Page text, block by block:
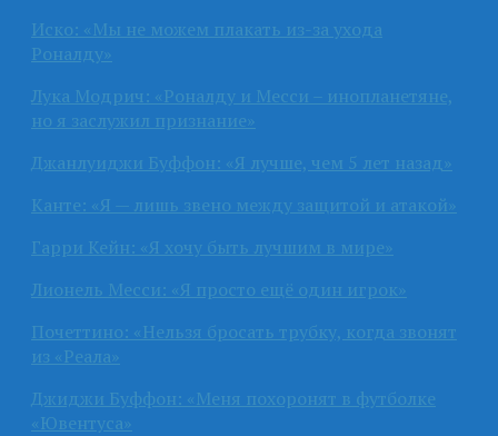
Иско: «Мы не можем плакать из-за ухода
Роналду»
Лука Модрич: «Роналду и Месси – инопланетяне,
но я заслужил признание»
Джанлуиджи Буффон: «Я лучше, чем 5 лет назад»
Канте: «Я — лишь звено между защитой и атакой»
Гарри Кейн: «Я хочу быть лучшим в мире»
Лионель Месси: «Я просто ещё один игрок»
Почеттино: «Нельзя бросать трубку, когда звонят
из «Реала»
Джиджи Буффон: «Меня похоронят в футболке
«Ювентуса»